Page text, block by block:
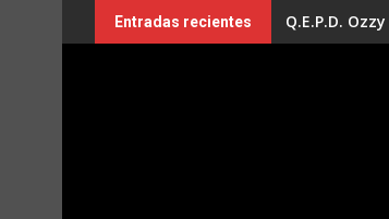
al
Entradas recientes Q.E.P.D.